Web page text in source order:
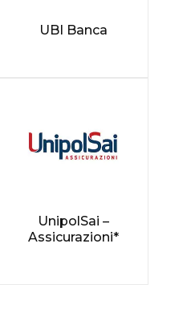
UBI Banca
UnipolSai –
Assicurazioni*